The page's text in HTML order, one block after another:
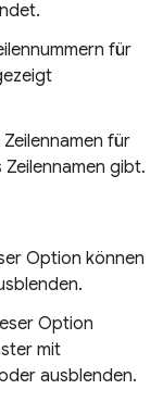
für
für
gibt.
Option können
Option
mit
ausblenden.